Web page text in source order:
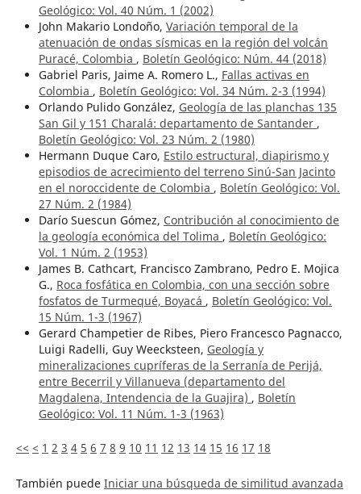
Geológico: Vol. 40 Núm. 1 (2002)
John Makario Londoño, Variación temporal de la
atenuación de ondas sísmicas en la región del volcán
Puracé, Colombia , Boletín Geológico: Núm. 44 (2018)
Gabriel Paris, Jaime A. Romero L., Fallas activas en
Colombia , Boletín Geológico: Vol. 34 Núm. 2-3 (1994)
Orlando Pulido González, Geología de las planchas 135
San Gil y 151 Charalá: departamento de Santander ,
Boletín Geológico: Vol. 23 Núm. 2 (1980)
Hermann Duque Caro, Estilo estructural, diapirismo y
episodios de acrecimiento del terreno Sinú-San Jacinto
en el noroccidente de Colombia , Boletín Geológico: Vol.
27 Núm. 2 (1984)
Darío Suescun Gómez, Contribución al conocimiento de
la geología económica del Tolima , Boletín Geológico:
Vol. 1 Núm. 2 (1953)
James B. Cathcart, Francisco Zambrano, Pedro E. Mojica
G., Roca fosfática en Colombia, con una sección sobre
fosfatos de Turmequé, Boyacá , Boletín Geológico: Vol.
15 Núm. 1-3 (1967)
Gerard Champetier de Ribes, Piero Francesco Pagnacco,
Luigi Radelli, Guy Weecksteen, Geología y
mineralizaciones cupríferas de la Serranía de Perijá,
entre Becerril y Villanueva (departamento del
Magdalena, Intendencia de la Guajira) , Boletín
Geológico: Vol. 11 Núm. 1-3 (1963)
<< < 1 2 3 4 5 6 7 8 9 10 11 12 13 14 15 16 17 18
También puede Iniciar una búsqueda de similitud avanzada